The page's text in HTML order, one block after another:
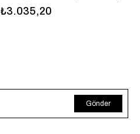
₺3.035,20
Gönder